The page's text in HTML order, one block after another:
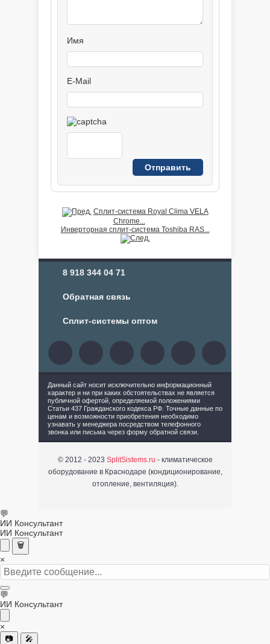
Имя
E-Mail
Сплит-система Royal Clima VELA
Chrome...
Инверторная сплит-система Toshiba RAS...
8 918 344 04 71
Обратная связь
Сплит-системы оптом
Данный сайт носит исключительно информационный
характер и ни при каких обстоятельствах не является
публичной офертой, определяемой положениями
Статьи 437 Гражданского кодекса РФ. Точные данные по
ценам и возможности приобретения необходимо
узнавать у менеджера посредством телефонного
звонка или письма через форму обратной связи.
© 2012 - 2023 SplitSistems.ru - климатическое
оборудование в Краснодаре (кондиционирование,
отопление, вентиляция).
💬
ИИ Консультант
ИИ Консультант
🗑️
×
💬
ИИ Консультант
×
📷 🎤